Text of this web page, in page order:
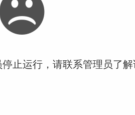
止运行，请联系管理员了